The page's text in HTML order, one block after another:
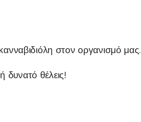
στον οργανισμό μας.
θέλεις!